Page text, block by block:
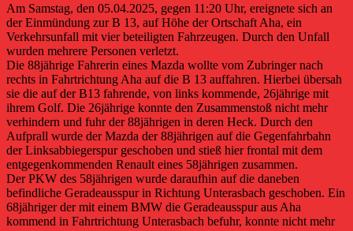
Am Samstag, den 05.04.2025, gegen 11:20 Uhr, ereignete sich an
der Einmündung zur B 13, auf Höhe der Ortschaft Aha, ein
Verkehrsunfall mit vier beteiligten Fahrzeugen. Durch den Unfall
wurden mehrere Personen verletzt.
Die 88jährige Fahrerin eines Mazda wollte vom Zubringer nach
rechts in Fahrtrichtung Aha auf die B 13 auffahren. Hierbei übersah
sie die auf der B13 fahrende, von links kommende, 26jährige mit
ihrem Golf. Die 26jährige konnte den Zusammenstoß nicht mehr
verhindern und fuhr der 88jährigen in deren Heck. Durch den
Aufprall wurde der Mazda der 88jährigen auf die Gegenfahrbahn
der Linksabbiegerspur geschoben und stieß hier frontal mit dem
entgegenkommenden Renault eines 58jährigen zusammen.
Der PKW des 58jährigen wurde daraufhin auf die daneben
befindliche Geradeausspur in Richtung Unterasbach geschoben. Ein
68jähriger der mit einem BMW die Geradeausspur aus Aha
kommend in Fahrtrichtung Unterasbach befuhr, konnte nicht mehr